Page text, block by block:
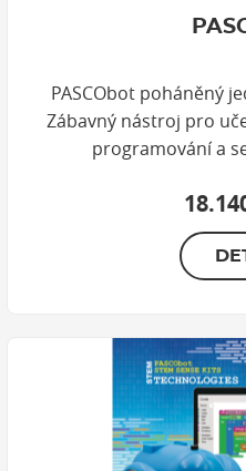
PASCObot poháněný
Zábavný nástroj pro
programování a